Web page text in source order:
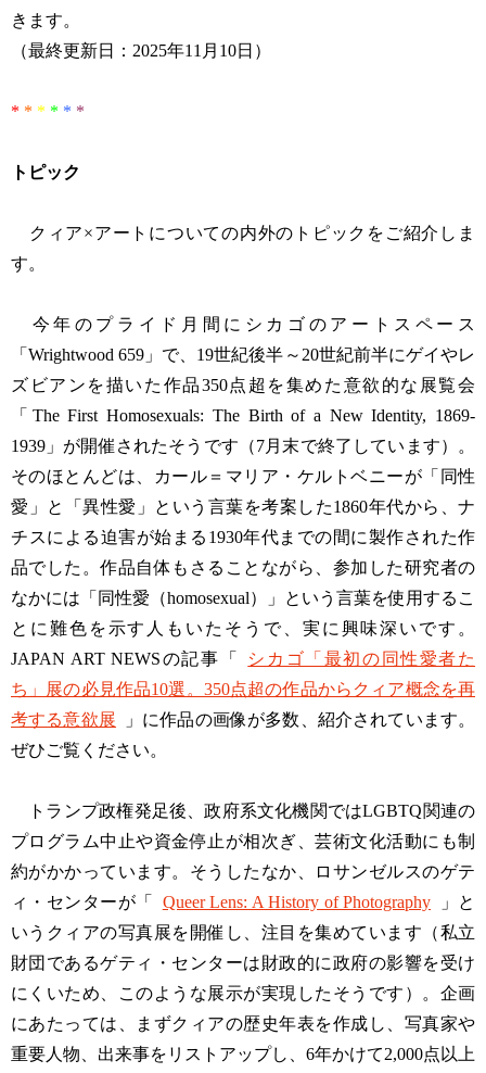
きます。
（最終更新日：2025年11月10日）
* * * * * *
トピック
クィア×アートについての内外のトピックをご紹介しま
す。
今年のプライド月間にシカゴのアートスペース
「Wrightwood 659」で、19世紀後半～20世紀前半にゲイやレ
ズビアンを描いた作品350点超を集めた意欲的な展覧会
「The First Homosexuals: The Birth of a New Identity, 1869-
1939」が開催されたそうです（7月末で終了しています）。
そのほとんどは、カール＝マリア・ケルトベニーが「同性
愛」と「異性愛」という言葉を考案した1860年代から、ナ
チスによる迫害が始まる1930年代までの間に製作された作
品でした。作品自体もさることながら、参加した研究者の
なかには「同性愛（homosexual）」という言葉を使用するこ
とに難色を示す人もいたそうで、実に興味深いです。
JAPAN ART NEWSの記事「
シカゴ「最初の同性愛者た
ち」展の必見作品10選。350点超の作品からクィア概念を再
考する意欲展
」に作品の画像が多数、紹介されています。
ぜひご覧ください。
トランプ政権発足後、政府系文化機関ではLGBTQ関連の
プログラム中止や資金停止が相次ぎ、芸術文化活動にも制
約がかかっています。そうしたなか、ロサンゼルスのゲテ
ィ・センターが「
Queer Lens: A History of Photography
」と
いうクィアの写真展を開催し、注目を集めています（私立
財団であるゲティ・センターは財政的に政府の影響を受け
にくいため、このような展示が実現したそうです）。企画
にあたっては、まずクィアの歴史年表を作成し、写真家や
重要人物、出来事をリストアップし、6年かけて2,000点以上